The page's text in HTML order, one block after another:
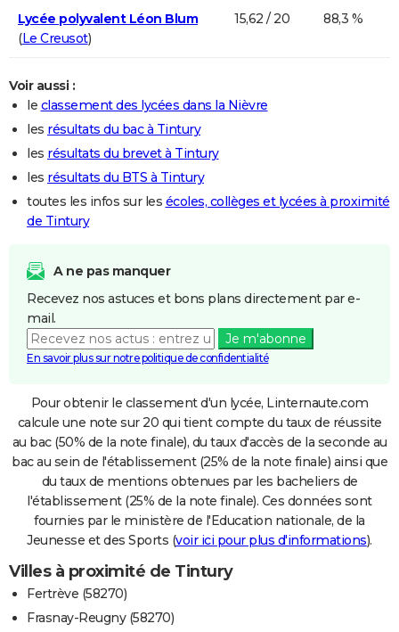
Lycée polyvalent Léon Blum
(Le Creusot)
15,62 / 20 88,3 %
Voir aussi :
le classement des lycées dans la Nièvre
les résultats du bac à Tintury
les résultats du brevet à Tintury
les résultats du BTS à Tintury
toutes les infos sur les écoles, collèges et lycées à proximité
de Tintury
A ne pas manquer
Recevez nos astuces et bons plans directement par e-
mail.
Je m'abonne
En savoir plus sur notre politique de confidentialité
Pour obtenir le classement d'un lycée, Linternaute.com
calcule une note sur 20 qui tient compte du taux de réussite
au bac (50% de la note finale), du taux d'accès de la seconde au
bac au sein de l'établissement (25% de la note finale) ainsi que
du taux de mentions obtenues par les bacheliers de
l'établissement (25% de la note finale). Ces données sont
fournies par le ministère de l'Education nationale, de la
Jeunesse et des Sports (voir ici pour plus d'informations).
Villes à proximité de Tintury
Fertrève (58270)
Frasnay-Reugny (58270)